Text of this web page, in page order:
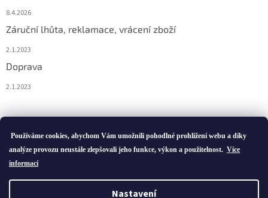
Používáme cookies, abychom Vám umožnili pohodlné prohlížení webu a díky
analýze provozu neustále zlepšovali jeho funkce, výkon a použitelnost. Více
informací
Nastavení
8.4.2026
Záruční lhůta, reklamace, vrácení zboží
2.1.2023
Doprava
2.1.2023
Vytvořil Shoptet